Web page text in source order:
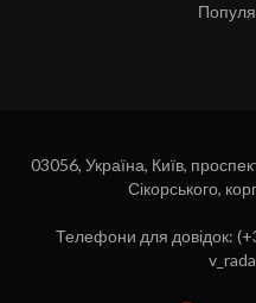
03056, Україна, Київ,
Сікорського,
Телефони для довідок: